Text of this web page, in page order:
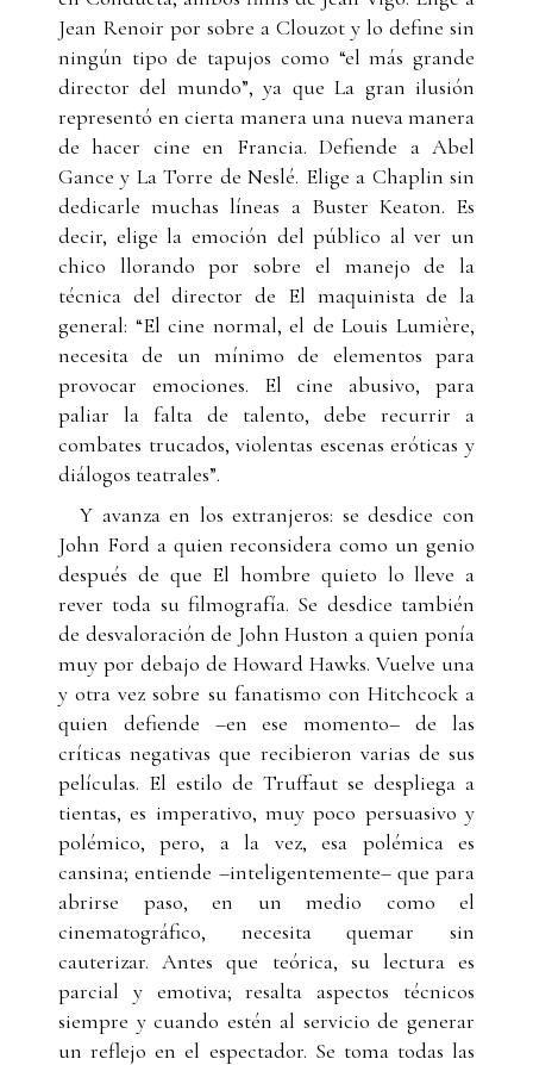
Jean Renoir por sobre a Clouzot y lo define sin
ningún tipo de tapujos como “el más grande
director del mundo”, ya que La gran ilusión
representó en cierta manera una nueva manera
de hacer cine en Francia. Defiende a Abel
Gance y La Torre de Neslé. Elige a Chaplin sin
dedicarle muchas líneas a Buster Keaton. Es
decir, elige la emoción del público al ver un
chico llorando por sobre el manejo de la
técnica del director de El maquinista de la
general: “El cine normal, el de Louis Lumière,
necesita de un mínimo de elementos para
provocar emociones. El cine abusivo, para
paliar la falta de talento, debe recurrir a
combates trucados, violentas escenas eróticas y
diálogos teatrales”.
Y avanza en los extranjeros: se desdice con
John Ford a quien reconsidera como un genio
después de que El hombre quieto lo lleve a
rever toda su filmografía. Se desdice también
de desvaloración de John Huston a quien ponía
muy por debajo de Howard Hawks. Vuelve una
y otra vez sobre su fanatismo con Hitchcock a
quien defiende –en ese momento– de las
críticas negativas que recibieron varias de sus
películas. El estilo de Truffaut se despliega a
tientas, es imperativo, muy poco persuasivo y
polémico, pero, a la vez, esa polémica es
cansina; entiende –inteligentemente– que para
abrirse paso, en un medio como el
cinematográfico, necesita quemar sin
cauterizar. Antes que teórica, su lectura es
parcial y emotiva; resalta aspectos técnicos
siempre y cuando estén al servicio de generar
un reflejo en el espectador. Se toma todas las